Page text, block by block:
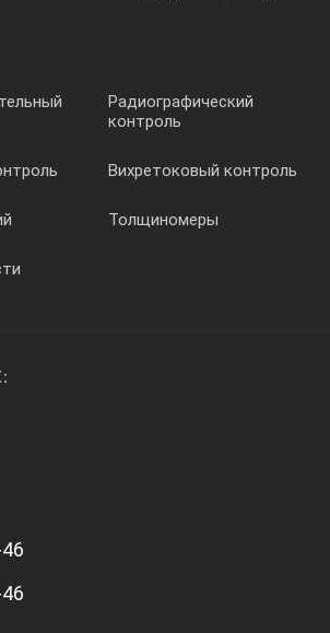
мощность
источника)
аккумулятора: 1 неделя при обычном
Радиографический
контроль
Вихретоковый контроль
Толщиномеры